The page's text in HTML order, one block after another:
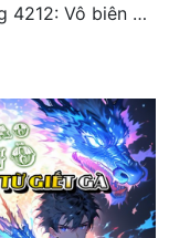
Chương 4212: Vô biên hắc ám